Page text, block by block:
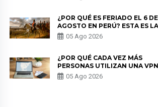
¿POR QUÉ ES FERIADO EL 6 DE
AGOSTO EN PERÚ? ESTA ES LA
HISTORIA
05 Ago 2026
¿POR QUÉ CADA VEZ MÁS
PERSONAS UTILIZAN UNA VPN
PARA PROTEGER SU
PRIVACIDAD?
05 Ago 2026